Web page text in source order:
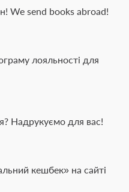
We send books abroad!
лояльності для
Надрукуємо для вас!
кешбек» на сайті